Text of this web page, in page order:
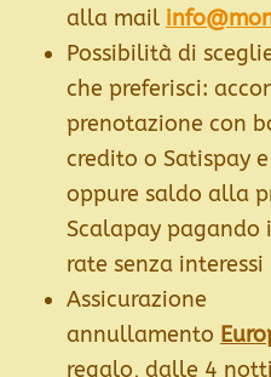
alla mail
Possibilità di
che preferisci:
prenotazione con
credito o Satispay
oppure saldo alla
Scalapay pagando
rate senza interessi
Assicurazione
annullamento
regalo, dalle 4